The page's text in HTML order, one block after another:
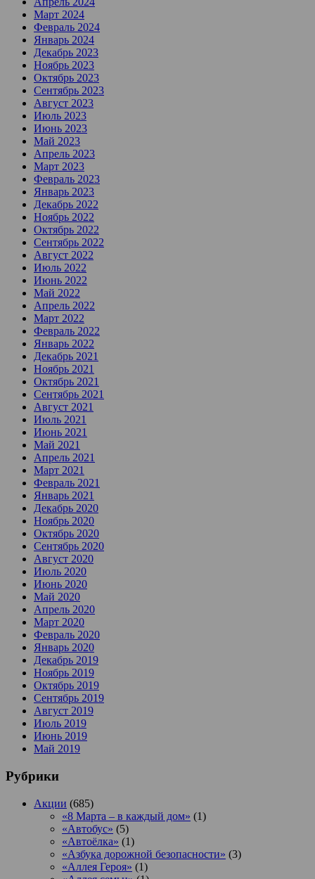
Март 2024
Февраль 2024
Январь 2024
Декабрь 2023
Ноябрь 2023
Октябрь 2023
Сентябрь 2023
Август 2023
Июль 2023
Июнь 2023
Май 2023
Апрель 2023
Март 2023
Февраль 2023
Январь 2023
Декабрь 2022
Ноябрь 2022
Октябрь 2022
Сентябрь 2022
Август 2022
Июль 2022
Июнь 2022
Май 2022
Апрель 2022
Март 2022
Февраль 2022
Январь 2022
Декабрь 2021
Ноябрь 2021
Октябрь 2021
Сентябрь 2021
Август 2021
Июль 2021
Июнь 2021
Май 2021
Апрель 2021
Март 2021
Февраль 2021
Январь 2021
Декабрь 2020
Ноябрь 2020
Октябрь 2020
Сентябрь 2020
Август 2020
Июль 2020
Июнь 2020
Май 2020
Апрель 2020
Март 2020
Февраль 2020
Январь 2020
Декабрь 2019
Ноябрь 2019
Октябрь 2019
Сентябрь 2019
Август 2019
Июль 2019
Июнь 2019
Май 2019
Рубрики
Акции (685)
«8 Марта – в каждый дом» (1)
«Автобус» (5)
«Автоёлка» (1)
«Азбука дорожной безопасности» (3)
«Аллея Героя» (1)